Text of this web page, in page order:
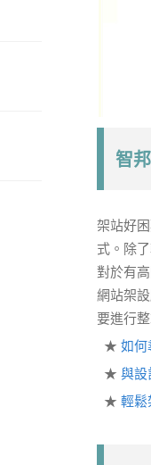
智
架站好
式。除
對於有
網站架
要進行
★ 如何
★ 與設
★ 輕鬆